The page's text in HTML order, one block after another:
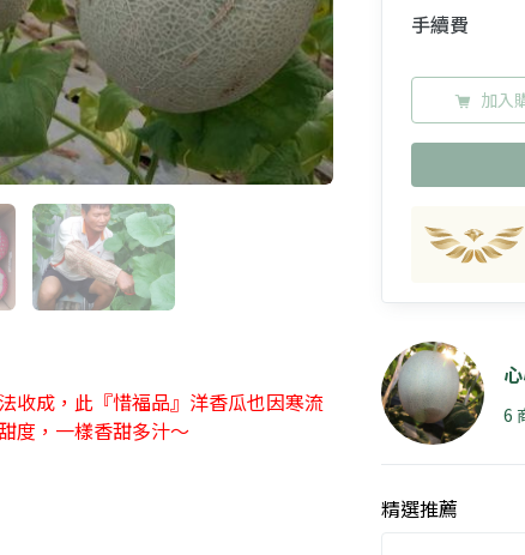
收成，此『惜福品』洋香瓜也因寒流
度，一樣香甜多汁～
手續費
加入
6
精選推薦